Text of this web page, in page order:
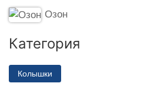
Озон
Категория
Колышки